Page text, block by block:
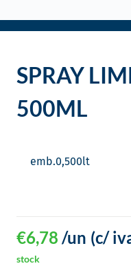
SPRAY
500ML
emb.0,500lt
€6,78 (c/
/un
stock